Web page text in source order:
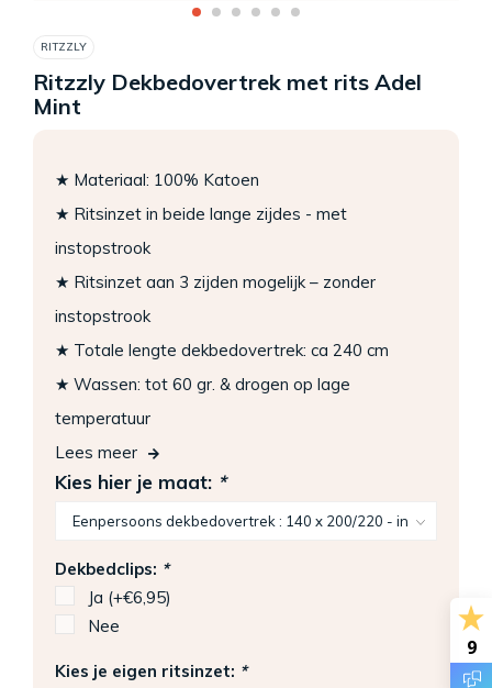
RITZZLY
Ritzzly Dekbedovertrek met rits Adel
Mint
★ Materiaal: 100% Katoen
★ Ritsinzet in beide lange zijdes - met
instopstrook
★ Ritsinzet aan 3 zijden mogelijk – zonder
instopstrook
★ Totale lengte dekbedovertrek: ca 240 cm
★ Wassen: tot 60 gr. & drogen op lage
temperatuur
Lees meer
Kies hier je maat: *
Dekbedclips: *
Ja (+€6,95)
Nee
Kies je eigen ritsinzet: *
9